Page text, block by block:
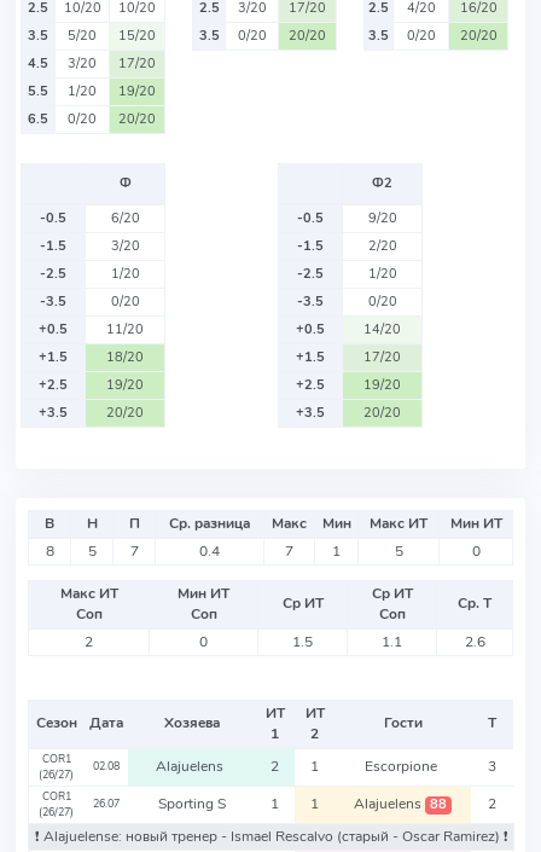
2.5
10/20
10/20
3.5
5/20
15/20
4.5
3/20
17/20
5.5
1/20
19/20
6.5
0/20 20/20
2.5
3/20
17/20
3.5
0/20 20/20
2.5
4/20
16/20
3.5
0/20 20/20
Ф
-0.5
6/20
-1.5
3/20
-2.5
1/20
-3.5
0/20
+0.5
11/20
+1.5
18/20
+2.5
19/20
+3.5
20/20
Ф2
-0.5
9/20
-1.5
2/20
-2.5
1/20
-3.5
0/20
+0.5
14/20
+1.5
17/20
+2.5
19/20
+3.5
20/20
В Н П Ср. разница Макс Мин Макс ИТ
Мин ИТ
8
5 7 0.4 7 1 5 0
Макс ИТ
Соп
Мин ИТ
Соп
Ср ИТ
Ср ИТ
Соп
Ср. Т
2
0 1.5 1.1 2.6
Сезон Дата Хозяева
ИТ
1
ИТ
2
Гости Т
COR1
(26/27)
02.08 Alajuelens 2 1 Escorpione 3
COR1
(26/27)
26.07 Sporting S 1 1 Alajuelens 88
2
❗️ Alajuelense: новый тренер - Ismael Rescalvo (старый - Oscar Ramirez) ❗️